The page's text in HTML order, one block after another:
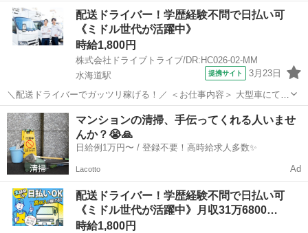
ド品の配送業務 ■車種・内容：DR:4t＋作業 ■商品：食品 ■配送先：ド
ラッグストアのセンター ■配送件数：3件 ＜必須資格＞ 中型免許(8t
限定)...
茨城 常総市 水海道駅 デリバリー
配送ドライバー！学歴経験不問で日払い可
《ミドル世代が活躍中》
時給1,800円
株式会社ドライブトライブ/DR:HC026-02-MM
水海道駅
提携サイト 3月23日
＼配送ドライバーでガッツリ稼げる！／ ＜お仕事内容＞ 大型車にて乳
製品等の配送業務 ■車種・内容：DR:大型＋作業 ■商品：食品 ■配送
先：スーパー＆ドラッグストアのセンター ■配送件数：2～4件 ＜必須
資格＞ 大型免...
茨城 常総市 デリバリー
マンションの清掃、手伝ってくれる人いませ
んか？😭🙏
日給例1万円〜 / 登録不要！高時給求人多数✨
Lacotto Ad
配送ドライバー！学歴経験不問で日払い可
《ミドル世代が活躍中》月収31万6800…
時給1,800円